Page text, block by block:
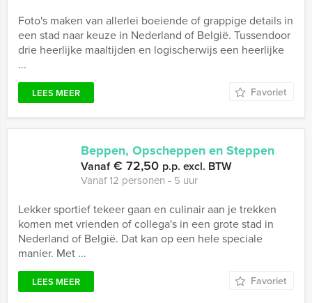
Foto's maken van allerlei boeiende of grappige details in
een stad naar keuze in Nederland of België. Tussendoor
drie heerlijke maaltijden en logischerwijs een heerlijke
...
LEES MEER Favoriet
Beppen, Opscheppen en Steppen
Vanaf€ 72,50 p.p. excl. BTW
Vanaf 12 personen ‐ 5 uur
Lekker sportief tekeer gaan en culinair aan je trekken
komen met vrienden of collega's in een grote stad in
Nederland of België. Dat kan op een hele speciale
manier. Met ...
LEES MEER Favoriet